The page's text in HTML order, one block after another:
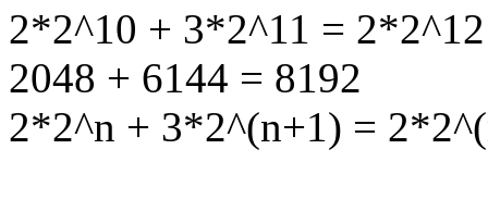
2*2^10 + 3*2^11 = 2*2^12
2048 + 6144 = 8192
2*2^n + 3*2^(n+1) =